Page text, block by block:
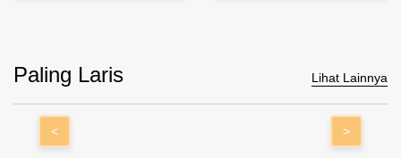
Paling Laris Lihat Lainnya
< >